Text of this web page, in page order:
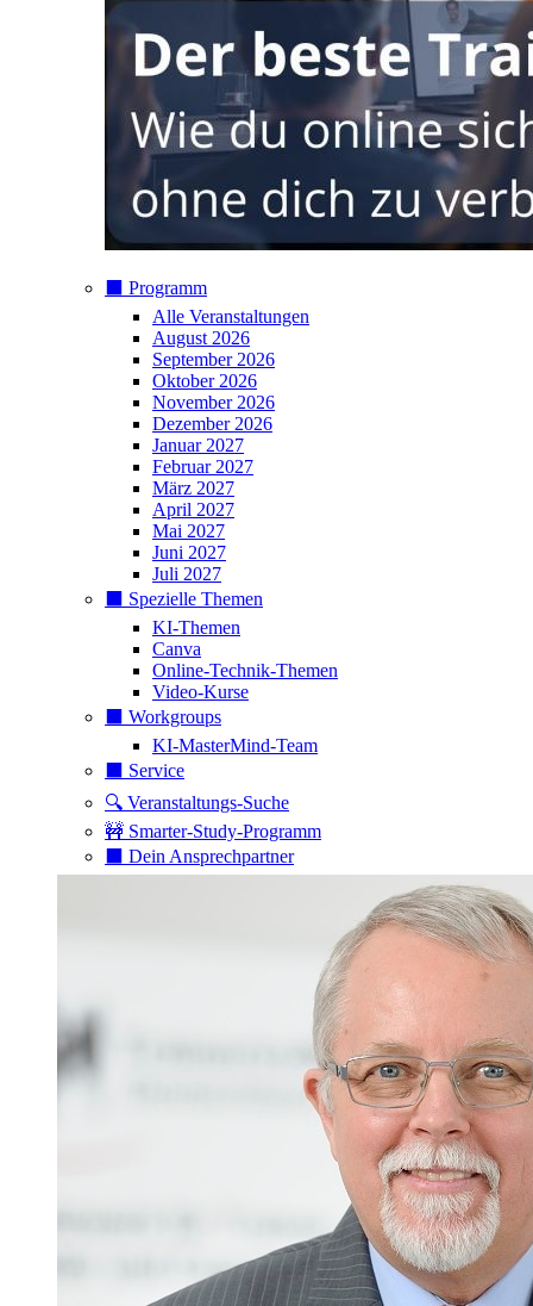
⬛️ Programm
Alle Veranstaltungen
August 2026
September 2026
Oktober 2026
November 2026
Dezember 2026
Januar 2027
Februar 2027
März 2027
April 2027
Mai 2027
Juni 2027
Juli 2027
⬛️ Spezielle Themen
KI-Themen
Canva
Online-Technik-Themen
Video-Kurse
⬛️ Workgroups
KI-MasterMind-Team
⬛️ Service
🔍 Veranstaltungs-Suche
🚧 Smarter-Study-Programm
⬛️ Dein Ansprechpartner